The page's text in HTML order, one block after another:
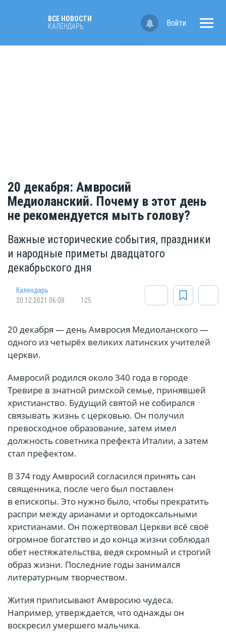
ВСЕ НОВОСТИ
КАЛЕНДАРЬ
Войти
20 декабря: Амвросий
Медиоланский. Почему в этот день
не рекомендуется мыть голову?
Важные исторические события, праздники
и народные приметы двадцатого
декабрьского дня
Календарь
20.12.2021 06:08
125
20 декабря — день Амвросия Медиоланского —
одного из четырёх великих латинских учителей
церкви.
Амвросий родился около 340 года в городе
Тревире в знатной римской семье, принявшей
христианство. Будущий святой не собирался
связывать жизнь с церковью. Он получил
превосходное образование, затем имел
должность советника префекта Италии, а затем
стал префектом.
В 374 году Амвросий согласился принять сан
священника, после чего был поставлен
в епископы. Это нужно было, чтобы прекратить
распри между арианами и ортодоксальными
христианами. Он пожертвовал Церкви всё своё
огромное богатство и до конца жизни соблюдал
обет нестяжательства, ведя скромный и строгий
образ жизни. Последние годы занимался
литературным творчеством.
Жития приписывают Амвросию чудеса.
Например, утверждается, что однажды он
воскресил умершего мальчика.